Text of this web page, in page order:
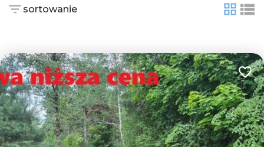
sortowanie
tabela